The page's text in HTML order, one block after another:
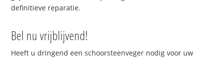
definitieve reparatie.
Bel nu vrijblijvend!
Heeft u dringend een schoorsteenveger nodig voor uw